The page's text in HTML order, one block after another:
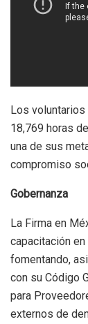
Los voluntarios
18,769 horas
una de sus
compromiso
Gobernanza
La Firma en
capacitación
fomentando,
con su Código
para
externos de